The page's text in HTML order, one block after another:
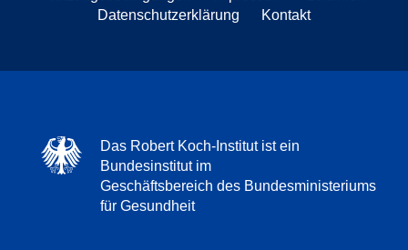
Datenschutzerklärung
Kontakt
Das Robert Koch-Institut ist ein
Bundesinstitut im
Geschäftsbereich des Bundesministeriums
für Gesundheit